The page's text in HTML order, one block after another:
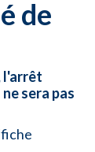
de
l'arrêt
sera pas